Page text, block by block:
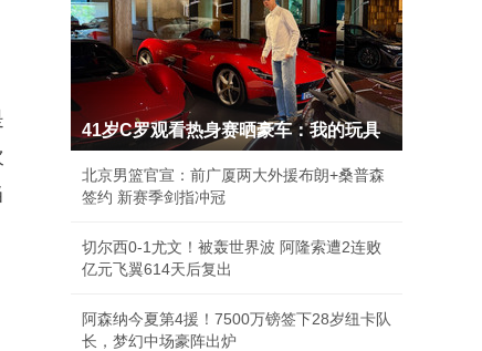
41岁C罗观看热身赛晒豪车：我的玩具
北京男篮官宣：前广厦两大外援布朗+桑普森
签约 新赛季剑指冲冠
切尔西0-1尤文！被轰世界波 阿隆索遭2连败
亿元飞翼614天后复出
阿森纳今夏第4援！7500万镑签下28岁纽卡队
长，梦幻中场豪阵出炉